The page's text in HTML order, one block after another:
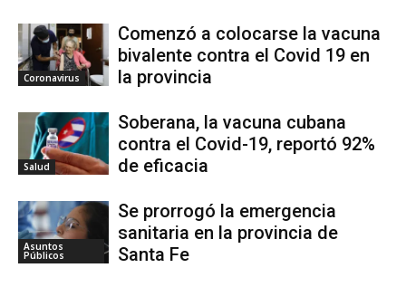
Coronavirus
Comenzó a colocarse la vacuna
bivalente contra el Covid 19 en
la provincia
Salud
Soberana, la vacuna cubana
contra el Covid-19, reportó 92%
de eficacia
Asuntos
Públicos
Se prorrogó la emergencia
sanitaria en la provincia de
Santa Fe